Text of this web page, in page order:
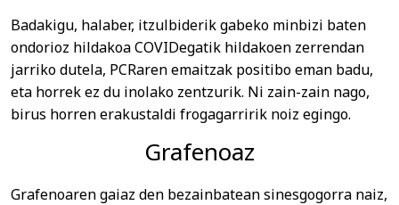
Badakigu, halaber, itzulbiderik gabeko minbizi baten
ondorioz hildakoa COVIDegatik hildakoen zerrendan
jarriko dutela, PCRaren emaitzak positibo eman badu,
eta horrek ez du inolako zentzurik. Ni zain-zain nago,
birus horren erakustaldi frogagarririk noiz egingo.
Grafenoaz
Grafenoaren gaiaz den bezainbatean sinesgogorra naiz,